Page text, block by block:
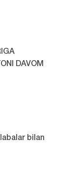
DAVOM
bilan